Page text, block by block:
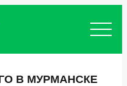
В МУРМАНСКЕ